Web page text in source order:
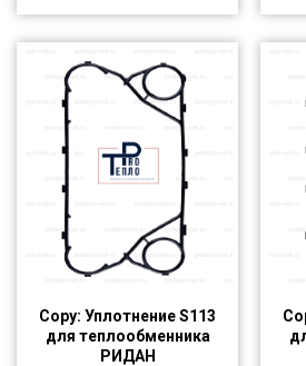
Copy: Уплотнение S113
для теплообменника
РИДАН